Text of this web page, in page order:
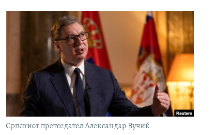
Српскиот претседател Александар Вучиќ